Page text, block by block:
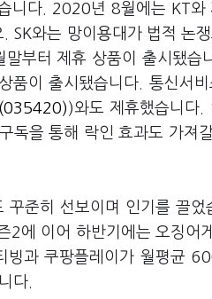
니다. 2020년 8월에는 KT와
SK와는 망이용대가 법적 논
부터 제휴 상품이 출시됐습
품이 출시됐습니다. 통신서비
)와도 제휴했습니다.
독을 통해 락인 효과도 가져
준히 선보이며 인기를 끌었
에 이어 하반기에는 오징어
빙과 쿠팡플레이가 월평균
다.